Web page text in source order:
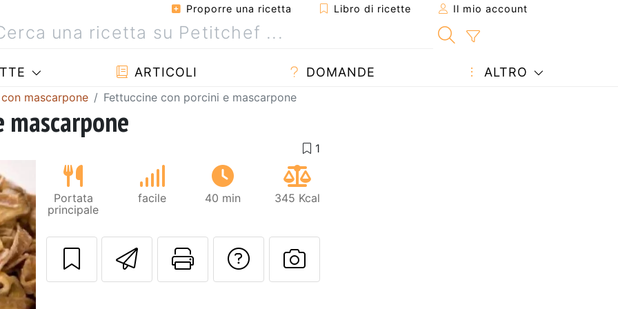
Proporre una ricetta Libro di ricette Il mio account
ARTICOLI DOMANDE ALTRO
mascarpone Fettuccine con porcini e mascarpone
Portata
principale
facile 40 min 345 Kcal
Invia questa ricetta ad un amico
Stampa la ricetta
Contatta l'autore della Ricetta
Pubblica la foto di questa